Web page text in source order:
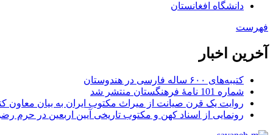
دانشگاه افغانستان
فهرست
آخرین اخبار
کتیبه‌های ۶۰۰ ساله فارسی در هندوستان
شماره 101 نامۀ فرهنگستان منتشر شد
روایت یک قرن صیانت از میراث مکتوب ایران به بیان معاون
رونمایی از اسناد کهن و مکتوب تاریخی آیین اربعین در حرم